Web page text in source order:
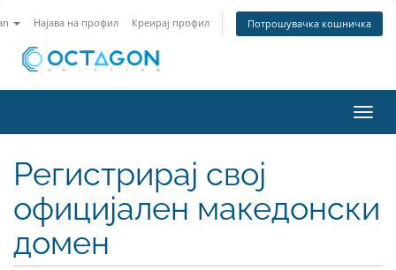
Најава на профил Креирај профил Потрошувачка кошничка
ја
Регистрирај свој
официјален македонски
домен